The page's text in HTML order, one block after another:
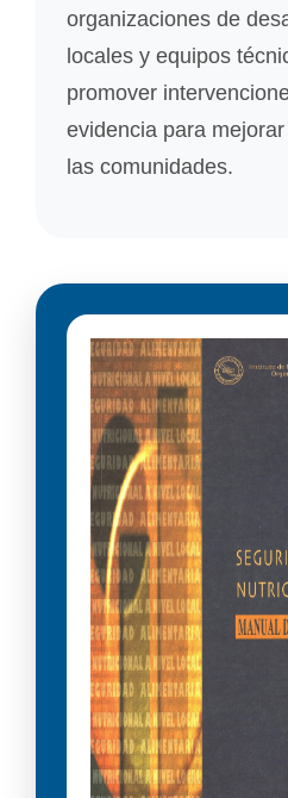
organizaciones de
locales y equipos
promover
evidencia para
las comunidades.